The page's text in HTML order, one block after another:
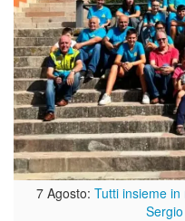
7 Agosto: Tutti insieme